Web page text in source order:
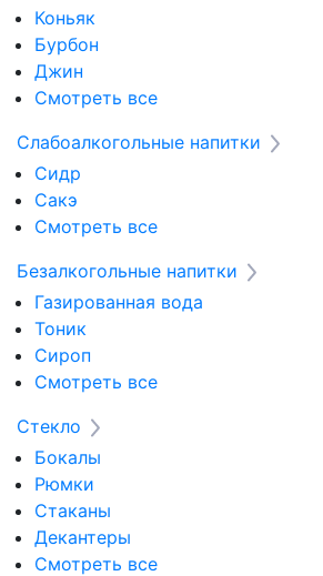
Коньяк
Бурбон
Джин
Смотреть все
Слабоалкогольные напитки
Сидр
Сакэ
Смотреть все
Безалкогольные напитки
Газированная вода
Тоник
Сироп
Смотреть все
Стекло
Бокалы
Рюмки
Стаканы
Декантеры
Смотреть все